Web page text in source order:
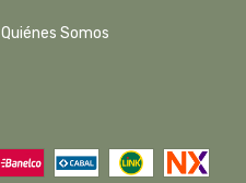
Quiénes Somos